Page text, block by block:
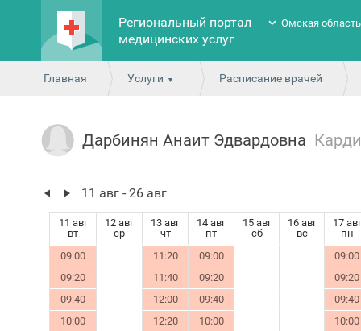
Региональный портал
медицинских услуг
Омская область
Главная Услуги Расписание врачей
Дарбинян Анаит Эдвардовна
11 авг - 26 авг
11 авг
вт
12 авг
ср
13 авг
чт
14 авг
пт
15 авг
сб
16 авг
вс
17 авг
пн
09:00
11:20 09:00
09:00
09:20
11:40 09:20
09:20
09:40
12:00 09:40
09:40
10:00
12:20 10:00
10:00